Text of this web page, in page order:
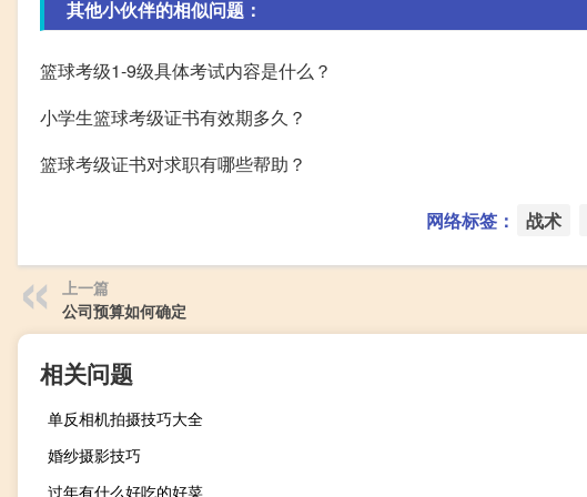
其他小伙伴的相似问题：
篮球考级1-9级具体考试内容是什么？
小学生篮球考级证书有效期多久？
篮球考级证书对求职有哪些帮助？
网络标签： 战术
上一篇
公司预算如何确定
相关问题
单反相机拍摄技巧大全
婚纱摄影技巧
过年有什么好吃的好菜